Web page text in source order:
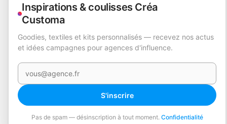
Inspirations & coulisses Créa
Customa
Goodies, textiles et kits personnalisés — recevez nos actus
et idées campagnes pour agences d'influence.
Votre e-mail
S'inscrire
Pas de spam — désinscription à tout moment. Confidentialité